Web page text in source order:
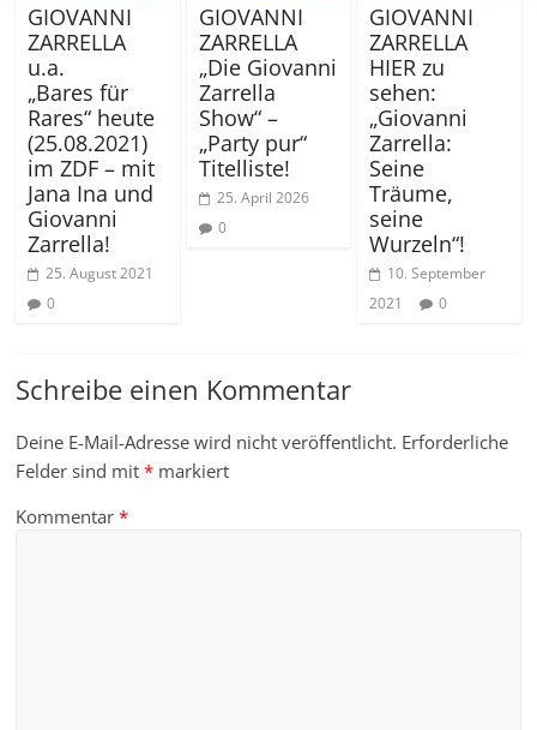
GIOVANNI
ZARRELLA
u.a.
„Bares für
Rares“ heute
(25.08.2021)
im ZDF – mit
Jana Ina und
Giovanni
Zarrella!
25. August 2021
0
GIOVANNI
ZARRELLA
„Die Giovanni
Zarrella
Show“ –
„Party pur“
Titelliste!
25. April 2026
0
GIOVANNI
ZARRELLA
HIER zu
sehen:
„Giovanni
Zarrella:
Seine
Träume,
seine
Wurzeln“!
10. September
2021
0
Schreibe einen Kommentar
Deine E-Mail-Adresse wird nicht veröffentlicht. Erforderliche
Felder sind mit* markiert
Kommentar*